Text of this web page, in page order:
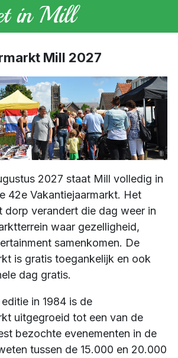
Mill 2027
2027 staat Mill volledig in
42e Vakantiejaarmarkt. Het
dorp verandert die dag weer in
waar gezelligheid,
samenkomen. De
is gratis toegankelijk en ook
dag gratis.
in 1984 is de
uitgegroeid tot een van de
bezochte evenementen in de
tussen de 15.000 en 20.000